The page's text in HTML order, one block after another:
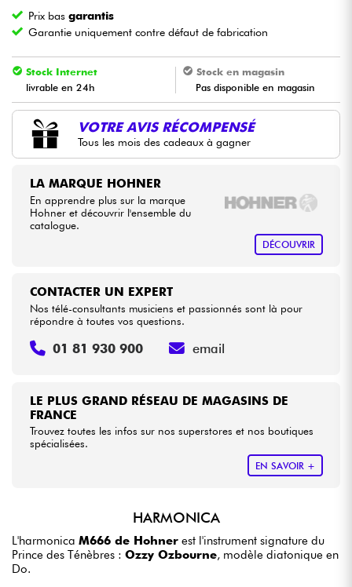
Batteries & Percu
Violons & Quatuor
Eveil Musical
Câbles & Access.
HiFi
Voir nos marques
Prix basgarantis
Garantie uniquement contre défaut de fabrication
Stock Internet
livrable en 24h
Stock en magasin
Pas disponible en magasin
VOTRE AVIS RÉCOMPENSÉ
Tous les mois des cadeaux à gagner
LA MARQUE HOHNER
En apprendre plus sur la marque
Hohner et découvrir l'ensemble du
catalogue.
DÉCOUVRIR
LE PLUS GRAND RÉSEAU DE MAGASINS DE
FRANCE
Trouvez toutes les infos sur nos superstores et nos boutiques
spécialisées.
EN SAVOIR +
CONTACTER UN EXPERT
Nos télé-consultants musiciens et passionnés sont là pour
répondre à toutes vos questions.
01 81 930 900 email
HARMONICA
L'harmonica M666 de Hohner est l'instrument signature du
Prince des Ténèbres : Ozzy Ozbourne, modèle diatonique en
Do.